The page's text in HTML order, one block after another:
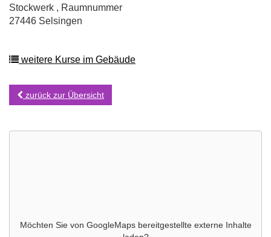
Stockwerk , Raumnummer
27446 Selsingen
weitere Kurse im Gebäude
zurück zur Übersicht
Möchten Sie von GoogleMapsbereitgestellte externe Inhalte